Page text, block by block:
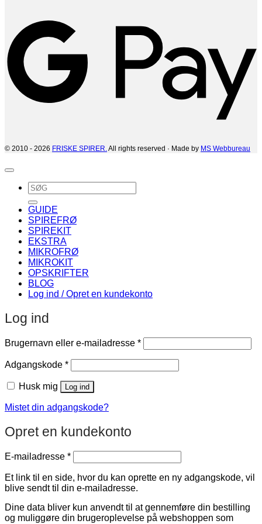
© 2010 - 2026 FRISKE SPIRER. All rights reserved · Made by MS Webbureau
Søg
efter:
GUIDE
SPIREFRØ
SPIREKIT
EKSTRA
MIKROFRØ
MIKROKIT
OPSKRIFTER
BLOG
Log ind / Opret en kundekonto
Log ind
Brugernavn eller e-mailadresse *Påkrævet
Adgangskode *Påkrævet
Husk mig Log ind
Mistet din adgangskode?
Opret en kundekonto
E-mailadresse *Påkrævet
Et link til en side, hvor du kan oprette en ny adgangskode, vil
blive sendt til din e-mailadresse.
Dine data bliver kun anvendt til at gennemføre din bestilling
og muliggøre din brugeroplevelse på webshoppen som